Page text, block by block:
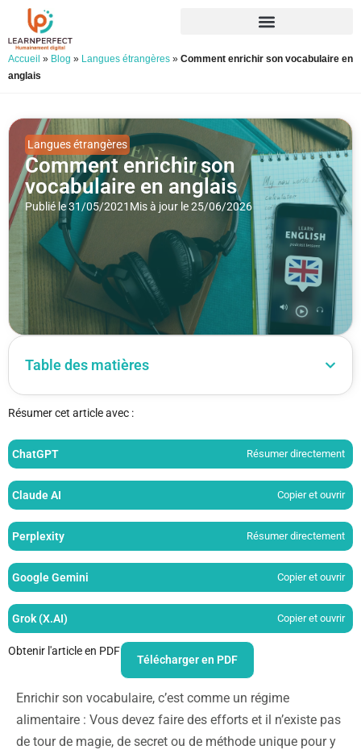
Accueil » Blog » Langues étrangères » Comment enrichir son vocabulaire en
anglais
Langues étrangères
Comment enrichir son
vocabulaire en anglais
Publié le 31/05/2021 Mis à jour le 25/06/2026
Table des matières
Résumer cet article avec :
ChatGPT Résumer directement
Claude AI Copier et ouvrir
Perplexity Résumer directement
Google Gemini Copier et ouvrir
Grok (X.AI) Copier et ouvrir
Obtenir l'article en PDF
Télécharger en PDF
Enrichir son vocabulaire, c’est comme un régime
alimentaire : Vous devez faire des efforts et il n’existe pas
de tour de magie, de secret ou de méthode unique pour y